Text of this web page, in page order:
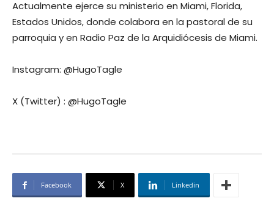
Actualmente ejerce su ministerio en Miami, Florida,
Estados Unidos, donde colabora en la pastoral de su
parroquia y en Radio Paz de la Arquidiócesis de Miami.
Instagram: @HugoTagle
X (Twitter) : @HugoTagle
Facebook X Linkedin